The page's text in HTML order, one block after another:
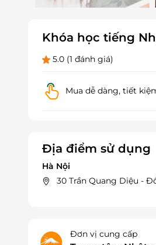
Khóa học tiếng
5.0 (1 đánh giá)
Mua dễ dàng, tiết
Địa điểm sử dụng
Hà Nội
30 Trần Quang Diệu -
Đơn vị cung cấp